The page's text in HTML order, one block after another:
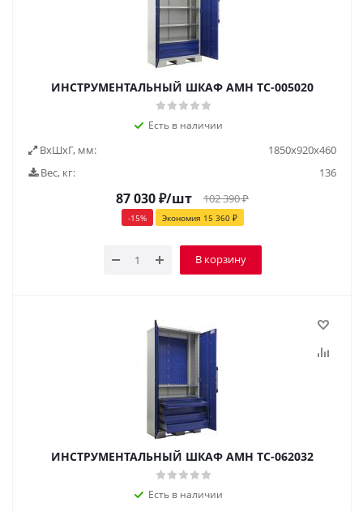
ИНСТРУМЕНТАЛЬНЫЙ ШКАФ AMH TC-005020
Есть в наличии
ВxШxГ, мм:
1850x920x460
Вес, кг:
136
87 030₽/шт 102 390₽
-15% Экономия 15 360₽
В корзину
ИНСТРУМЕНТАЛЬНЫЙ ШКАФ AMH TC-062032
Есть в наличии